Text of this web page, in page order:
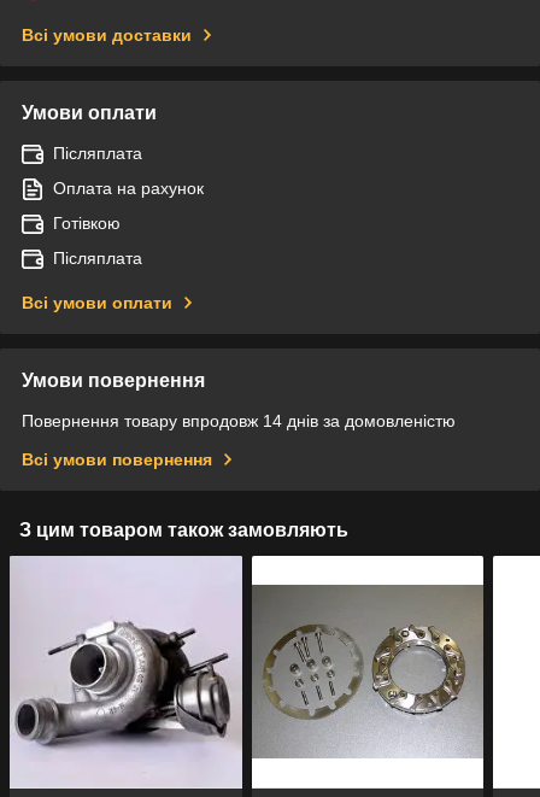
Всі умови доставки
Умови оплати
Післяплата
Оплата на рахунок
Готівкою
Післяплата
Всі умови оплати
Умови повернення
Повернення товару впродовж 14 днів за домовленістю
Всі умови повернення
З цим товаром також замовляють